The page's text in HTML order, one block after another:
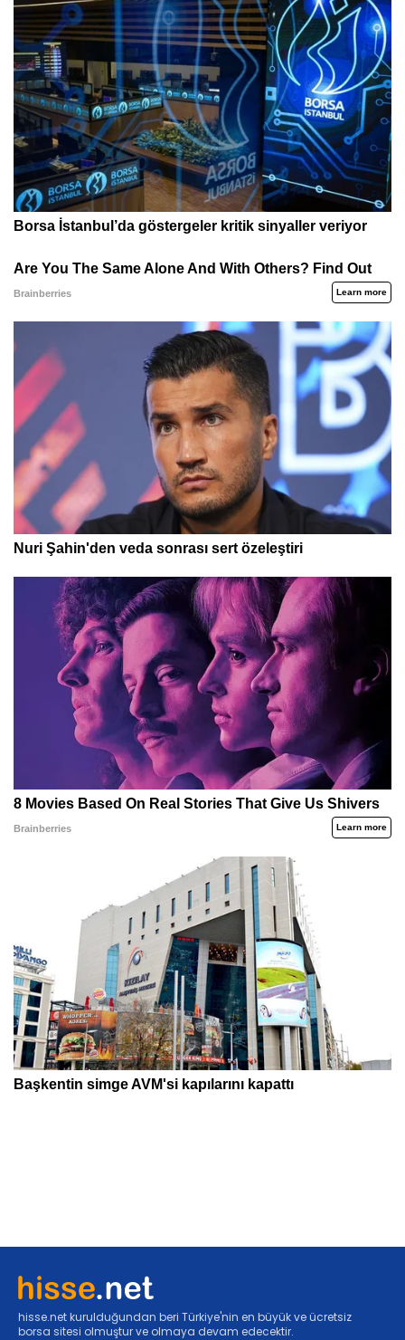
hisse.net kurulduğundan beri Türkiye'nin en büyük ve ücretsiz
borsa sitesi olmuştur ve olmaya devam edecektir.